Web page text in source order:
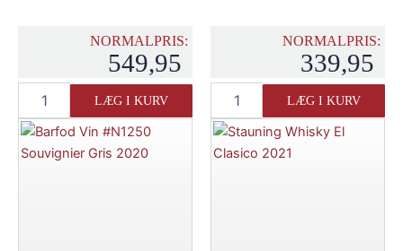
NORMALPRIS:
549,95
Hand
Winery
Æble
LÆG I KURV
NORMALPRIS:
339,95
Croix
Barral
LÆG I KURV